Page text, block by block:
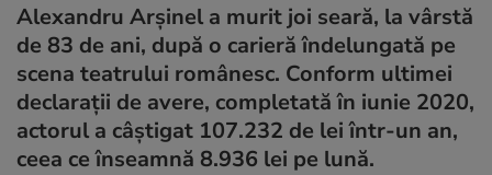
Alexandru Arșinel a murit joi seară, la vârstă
de 83 de ani, după o carieră îndelungată pe
scena teatrului românesc. Conform ultimei
declarații de avere, completată în iunie 2020,
actorul a câștigat 107.232 de lei într-un an,
ceea ce înseamnă 8.936 lei pe lună.